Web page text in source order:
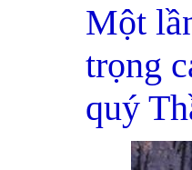
Một
trọng
quý